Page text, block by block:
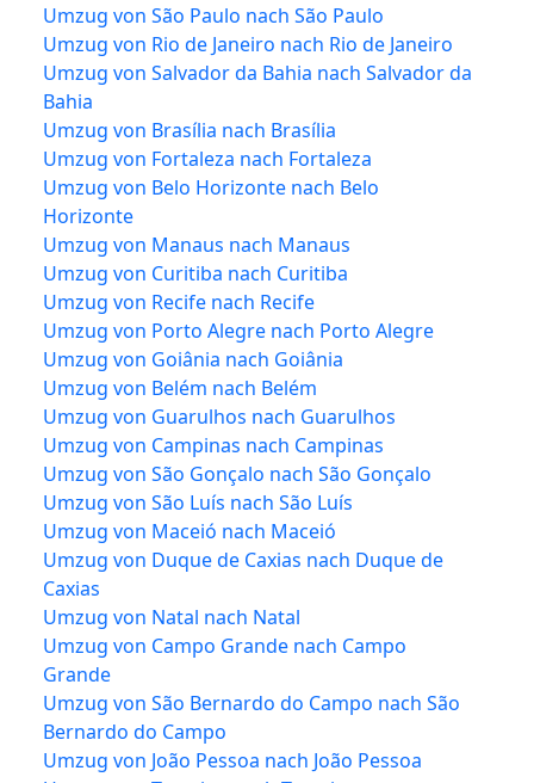
Umzug von São Paulo nach São Paulo
Umzug von Rio de Janeiro nach Rio de Janeiro
Umzug von Salvador da Bahia nach Salvador da
Bahia
Umzug von Brasília nach Brasília
Umzug von Fortaleza nach Fortaleza
Umzug von Belo Horizonte nach Belo
Horizonte
Umzug von Manaus nach Manaus
Umzug von Curitiba nach Curitiba
Umzug von Recife nach Recife
Umzug von Porto Alegre nach Porto Alegre
Umzug von Goiânia nach Goiânia
Umzug von Belém nach Belém
Umzug von Guarulhos nach Guarulhos
Umzug von Campinas nach Campinas
Umzug von São Gonçalo nach São Gonçalo
Umzug von São Luís nach São Luís
Umzug von Maceió nach Maceió
Umzug von Duque de Caxias nach Duque de
Caxias
Umzug von Natal nach Natal
Umzug von Campo Grande nach Campo
Grande
Umzug von São Bernardo do Campo nach São
Bernardo do Campo
Umzug von João Pessoa nach João Pessoa